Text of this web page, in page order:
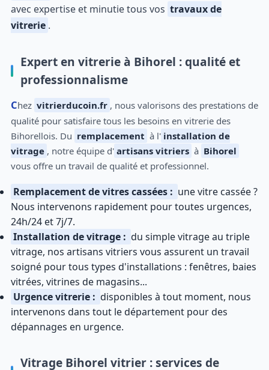
avec expertise et minutie tous vos travaux de
vitrerie .
Expert en vitrerie à Bihorel : qualité et
professionnalisme
Chez vitrierducoin.fr , nous valorisons des prestations de
qualité pour satisfaire tous les besoins en vitrerie des
Bihorellois. Du remplacement à l' installation de
vitrage , notre équipe d' artisans vitriers à Bihorel
vous offre un travail de qualité et professionnel.
Remplacement de vitres cassées : une vitre cassée ?
Nous intervenons rapidement pour toutes urgences,
24h/24 et 7j/7.
Installation de vitrage : du simple vitrage au triple
vitrage, nos artisans vitriers vous assurent un travail
soigné pour tous types d'installations : fenêtres, baies
vitrées, vitrines de magasins...
Urgence vitrerie : disponibles à tout moment, nous
intervenons dans tout le département pour des
dépannages en urgence.
Vitrage Bihorel vitrier : services de